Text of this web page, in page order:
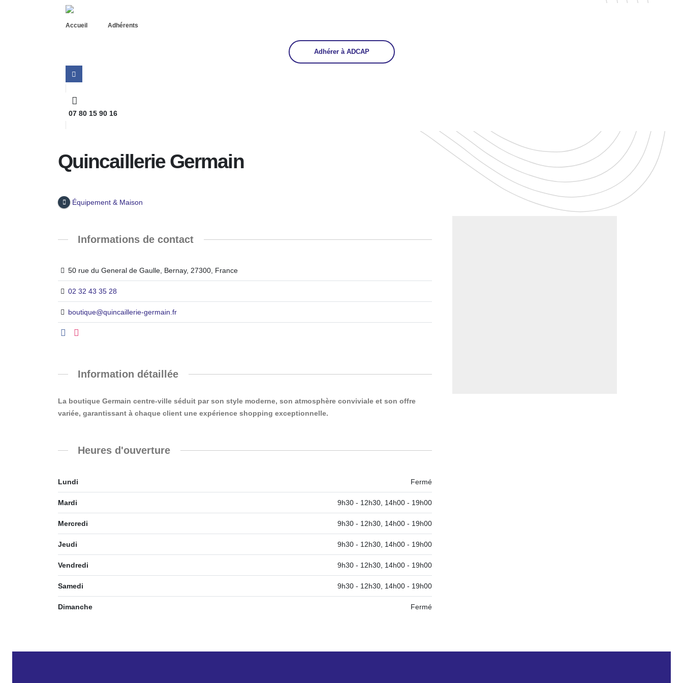
Accueil Adhérents
Adhérer à ADCAP
07 80 15 90 16
Quincaillerie Germain
Équipement & Maison
Informations de contact
50 rue du General de Gaulle, Bernay, 27300, France
02 32 43 35 28
boutique@quincaillerie-germain.fr
Information détaillée
La boutique Germain centre-ville séduit par son style moderne, son atmosphère conviviale et son offre
variée, garantissant à chaque client une expérience shopping exceptionnelle.
Heures d'ouverture
Lundi Fermé
Mardi 9h30 - 12h30, 14h00 - 19h00
Mercredi 9h30 - 12h30, 14h00 - 19h00
Jeudi 9h30 - 12h30, 14h00 - 19h00
Vendredi 9h30 - 12h30, 14h00 - 19h00
Samedi 9h30 - 12h30, 14h00 - 19h00
Dimanche Fermé